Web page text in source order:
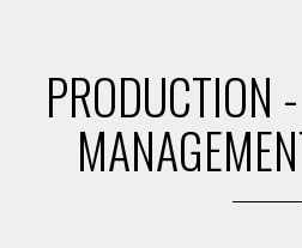
PRODUCTION